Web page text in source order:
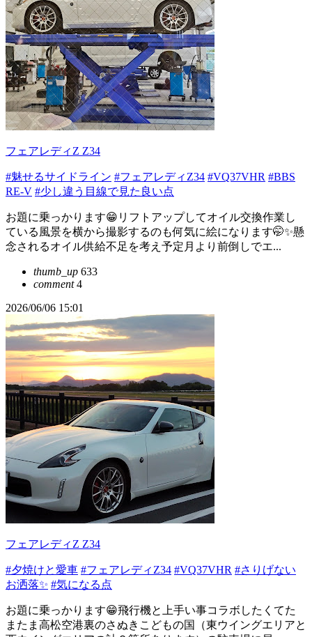
フェアレディZ Z34
#魅せるサイドライン #フェアレディZ34 #VQ37VHR #BBS
RE-V #少し違う目線で見た良い点
お題に乗っかります😁リフトアップしてオイル交換作業し
ている風景を横から撮影するのも何気に絵になります🤭✨懸
念されるオイル供給不足を考え予定月より前倒しでエ...
thumb_up 633
comment4
2026/06/06 15:01
フェアレディZ Z34
#夕焼けと愛車 #フェアレディZ34 #VQ37VHR #さりげない
お洒落✨ #気になる点
お題に乗っかります😁飛行機と上手い事コラボしたくてた
またま高松空港裏のさぬきこどもの国（東ウイングエリアと